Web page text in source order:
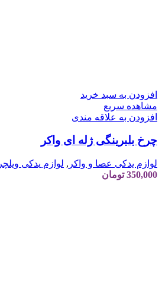
افزودن به سبد خرید
مشاهده سریع
افزودن به علاقه مندی
چرخ بلبرینگی ژله ای واکر
لوازم یدکی عصا و واکر , لوازم یدکی ویلچر
350,000 تومان